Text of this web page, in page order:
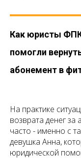
Как юристы
помогли
абонемент в
На практике
возврата денег
часто - именно с
девушка Анна,
юридической